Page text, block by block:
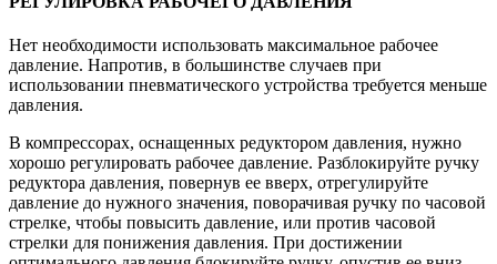
Нет необходимости использовать максимальное рабочее
давление. Напротив, в большинстве случаев при
использовании пневматического устройства требуется меньше
давления.
В компрессорах, оснащенных редуктором давления, нужно
хорошо регулировать рабочее давление. Разблокируйте ручку
редуктора давления, повернув ее вверх, отрегулируйте
давление до нужного значения, поворачивая ручку по часовой
стрелке, чтобы повысить давление, или против часовой
стрелки для понижения давления. При достижении